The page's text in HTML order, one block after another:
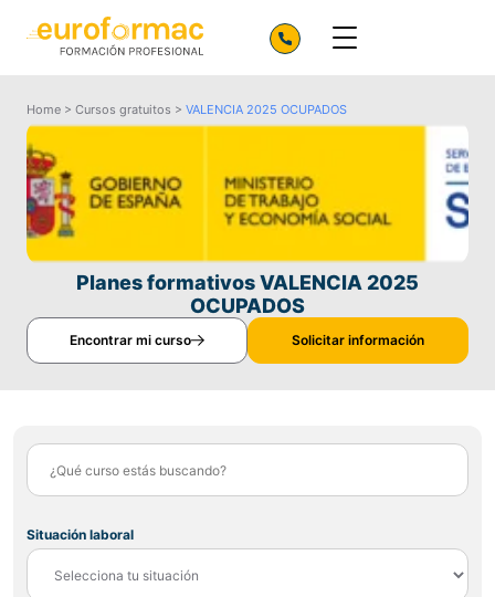
Home > Cursos gratuitos > VALENCIA 2025 OCUPADOS
Planes formativos VALENCIA 2025
OCUPADOS
Encontrar mi curso Solicitar información
Situación laboral